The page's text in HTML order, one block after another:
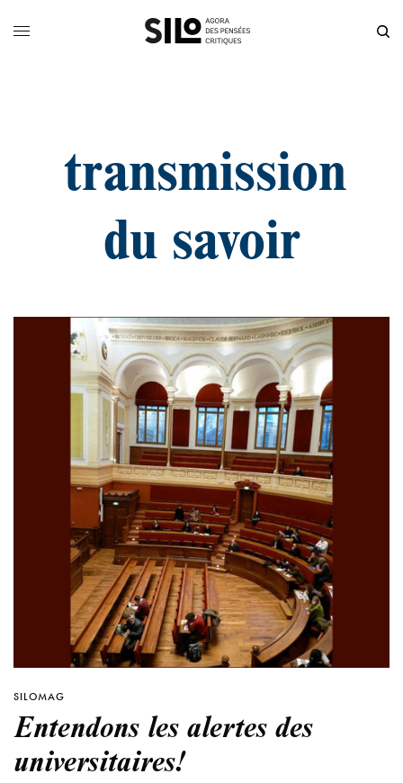
transmission
du savoir
SILOMAG
Entendons les alertes des
universitaires!